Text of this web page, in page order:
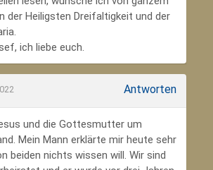
der Heiligsten Dreifaltigkeit und der
ich liebe euch.
Antworten
und die Gottesmutter um
Mein Mann erklärte mir heute sehr
beiden nichts wissen will. Wir sind